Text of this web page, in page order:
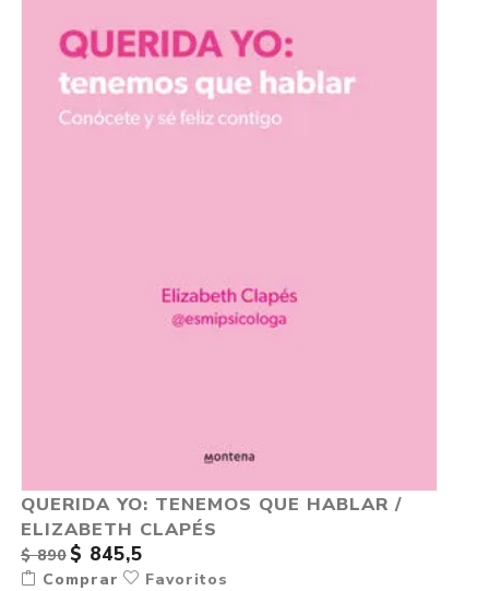
QUERIDA YO: TENEMOS QUE HABLAR /
ELIZABETH CLAPÉS
$ 890 $ 845,5
Comprar Favoritos